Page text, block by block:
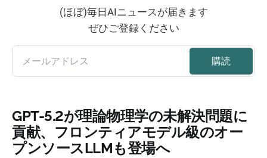
(ほぼ)毎日AIニュースが届きます
ぜひご登録ください
GPT-5.2が理論物理学の未解決問題に
貢献、フロンティアモデル級のオー
プンソースLLMも登場へ